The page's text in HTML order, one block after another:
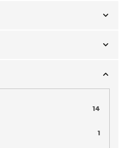
14
1